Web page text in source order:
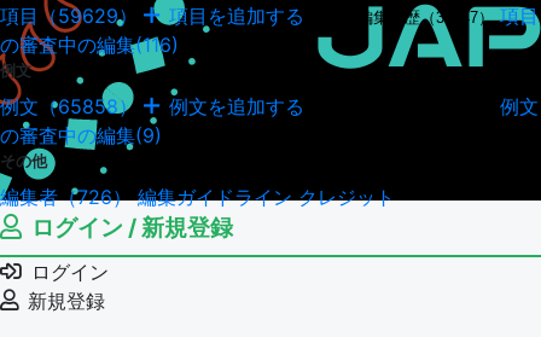
項目（59629） 項目を追加する 項目の編集履歴（34947） 項目
の審査中の編集(116)
例文
例文（65858） 例文を追加する
例文
の審査中の編集(9)
その他
編集者（726）編集ガイドラインクレジット
ログイン / 新規登録
ログイン
新規登録